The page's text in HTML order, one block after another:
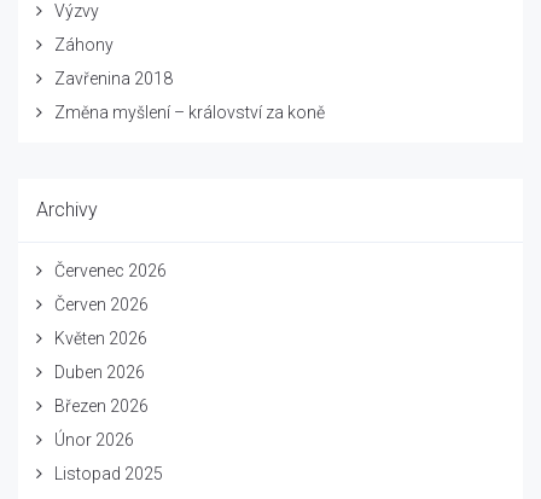
Výzvy
Záhony
Zavřenina 2018
Změna myšlení – království za koně
Archivy
Červenec 2026
Červen 2026
Květen 2026
Duben 2026
Březen 2026
Únor 2026
Listopad 2025